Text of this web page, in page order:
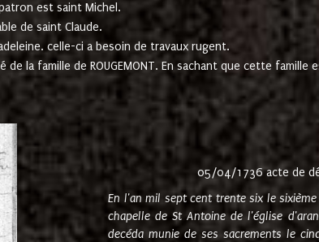
est saint Michel.
de saint Claude.
celle-ci a besoin de travaux rugent.
la famille de ROUGEMONT. En sachant que cette famille
05/04/1736 acte de
En l'an mil sept cent trente six le
chapelle de St Antoine de l'église
decéda munie de ses sacrements le